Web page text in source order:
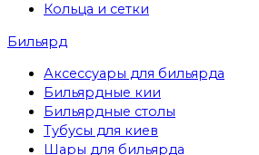
Кольца и сетки
Бильярд
Аксессуары для бильярда
Бильярдные кии
Бильярдные столы
Тубусы для киев
Шары для бильярда